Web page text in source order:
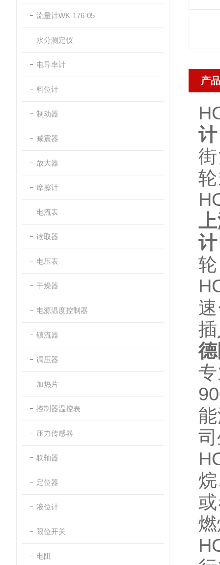
流量计WK-176-05
水分测定仪
电导率计
料位计
制动器
减震器
放大器
摩擦计
电流表
读取器
电压表
干燥器
电源温度控制器
镇流器
调压器
加热片
控制器温控表
压力传感器
联轴器
定位器
液位计
限位开关
电阻
产
计
计